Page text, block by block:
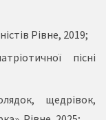
Рівне, 2019;
пісні
щедрівок,